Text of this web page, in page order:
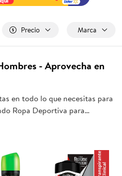
Precio Marca
- Aprovecha en
en todo lo que necesitas para
Ropa Deportiva para
pan o productos para el
o retiro en tienda, y haz que
conveniente para ti y tu